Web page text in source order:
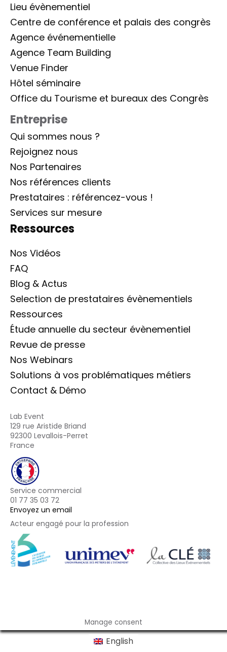
Lieu évènementiel
Centre de conférence et palais des congrès
Agence événementielle
Agence Team Building
Venue Finder
Hôtel séminaire
Office du Tourisme et bureaux des Congrès
Entreprise
Qui sommes nous ?
Rejoignez nous
Nos Partenaires
Nos références clients
Prestataires : référencez-vous !
Services sur mesure
Ressources
Nos Vidéos
FAQ
Blog & Actus
Selection de prestataires évènementiels
Ressources
Étude annuelle du secteur évènementiel
Revue de presse
Nos Webinars
Solutions à vos problématiques métiers
Contact & Démo
Lab Event
129 rue Aristide Briand
92300 Levallois-Perret
France
Service commercial
01 77 35 03 72
Envoyez un email
Acteur engagé pour la profession
Manage consent
English